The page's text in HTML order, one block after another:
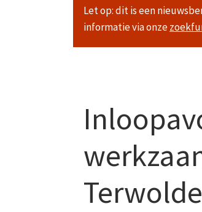
Let op: dit is een
informatie via onze
Terwolde